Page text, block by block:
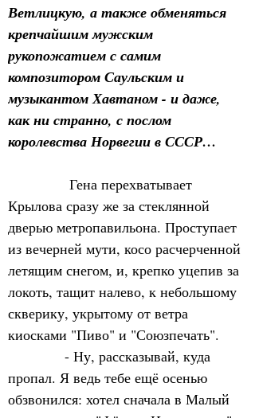
Ветлицкую, а также обменяться
крепчайшим мужским
рукопожатием с самим
композитором Саульским и
музыкантом Хавтаном - и даже,
как ни странно, с послом
королевства Норвегии в СССР…
Гена перехватывает
Крылова сразу же за стеклянной
дверью метропавильона. Проступает
из вечерней мути, косо расчерченной
летящим снегом, и, крепко уцепив за
локоть, тащит налево, к небольшому
скверику, укрытому от ветра
киосками "Пиво" и "Союзпечать".
- Ну, рассказывай, куда
пропал. Я ведь тебе ещё осенью
обзвонился: хотел сначала в Малый